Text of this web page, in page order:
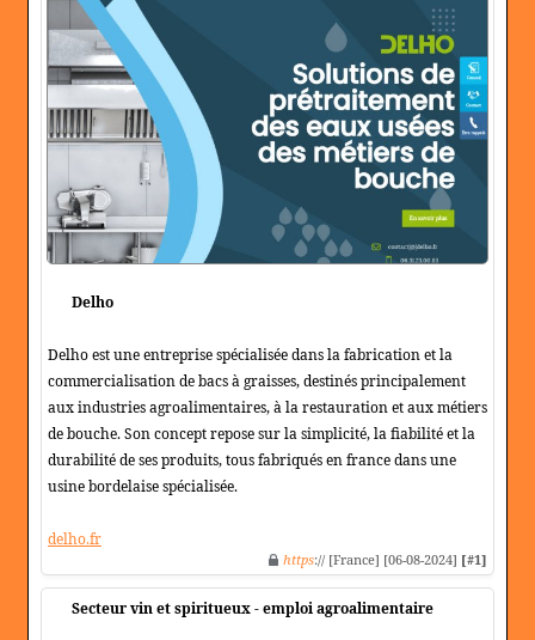
Delho
Delho est une entreprise spécialisée dans la fabrication et la
commercialisation de bacs à graisses, destinés principalement
aux industries agroalimentaires, à la restauration et aux métiers
de bouche. Son concept repose sur la simplicité, la fiabilité et la
durabilité de ses produits, tous fabriqués en france dans une
usine bordelaise spécialisée.
delho.fr
https:// [France] [06-08-2024] [#1]
Secteur vin et spiritueux - emploi agroalimentaire